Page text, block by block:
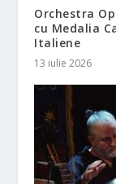
Orchestra
cu Medalia
Italiene
13 iulie 2026